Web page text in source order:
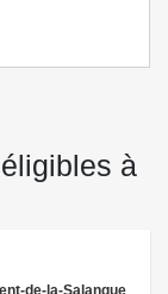
à
de-la-Salanque